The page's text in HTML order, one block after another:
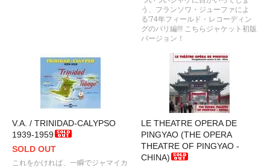
う、フランソワ・ジューファによ
る'74年フィールド・レコーディン
グのバリ編!!! こちらジャケット初版
バージョン！
V.A. / TRINIDAD-CALYPSO
1939-1959
SOLD OUT
これをかければ、一瞬でジャマイカ
LE THEATRE OPERA DE
PINGYAO (THE OPERA
THEATRE OF PINGYAO -
CHINA)